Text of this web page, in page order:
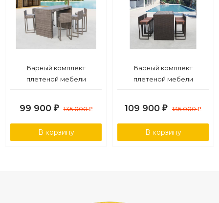
Барный комплект
плетеной мебели
99 900 ₽ 135 000₽
В корзину
Барный комплект
плетеной мебели
109 900 ₽ 135 000₽
В корзину